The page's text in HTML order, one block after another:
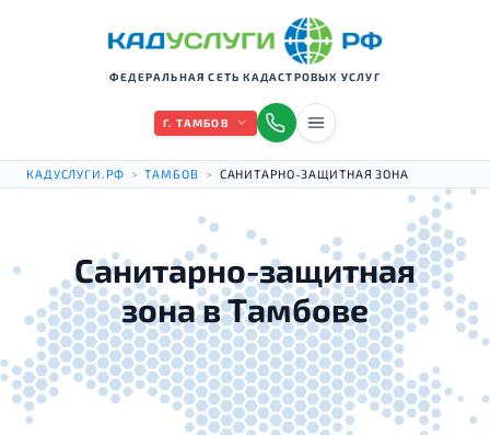
ФЕДЕРАЛЬНАЯ СЕТЬ КАДАСТРОВЫХ УСЛУГ
Г. ТАМБОВ
КАДУСЛУГИ.РФ > ТАМБОВ > САНИТАРНО-ЗАЩИТНАЯ ЗОНА
Санитарно-защитная
зона в Тамбове